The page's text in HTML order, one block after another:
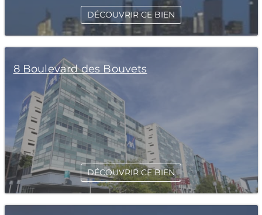
DÉCOUVRIR CE BIEN
8 Boulevard des Bouvets
DÉCOUVRIR CE BIEN